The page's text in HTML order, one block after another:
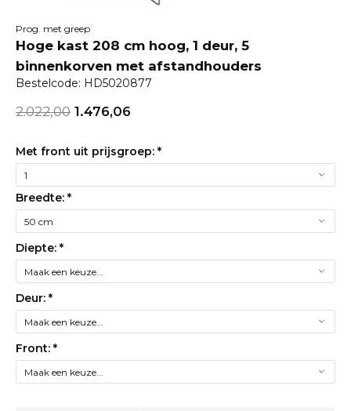
Prog. met greep
Hoge kast 208 cm hoog, 1 deur, 5
binnenkorven met afstandhouders
Bestelcode: HD5020877
2.022,00 1.476,06
Met front uit prijsgroep: *
Breedte: *
Diepte: *
Deur: *
Front: *